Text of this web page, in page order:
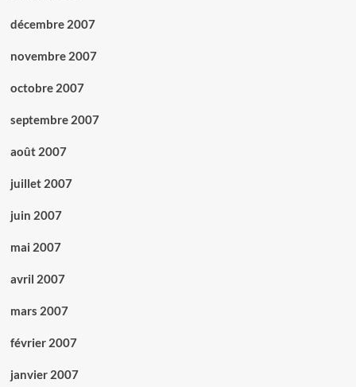
décembre 2007
novembre 2007
octobre 2007
septembre 2007
août 2007
juillet 2007
juin 2007
mai 2007
avril 2007
mars 2007
février 2007
janvier 2007